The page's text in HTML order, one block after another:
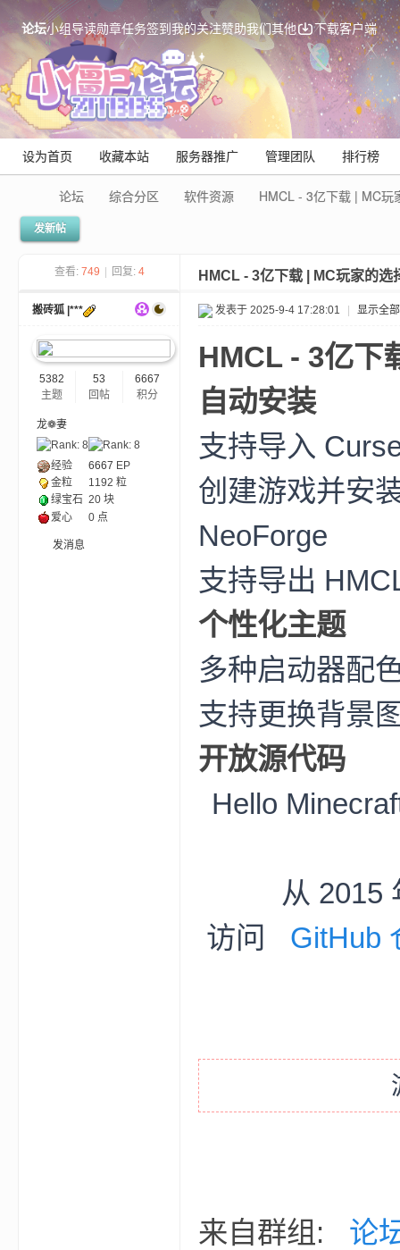
论坛小组导读勋章任务签到我的关注赞助我们其他 下载客户端
设为首页 收藏本站 服务器推广 管理团队 排行榜
论坛 综合分区 软件资源 HMCL - 3亿下载 | MC玩
发新帖
查看: 749 回复: 4 HMCL - 3亿下载 | MC玩家的选
搬砖狐 |***
5382
主题
53
回帖
6667
积分
龙❁妻
经验 6667 EP
金粒
1192 粒
绿宝石 20 块
爱心
0 点
发消息
发表于 2025-9-4 17:28:01 显示全
HMCL - 3亿下
自动安装
支持导入
创建游戏并安
NeoForge
支持导出
个性化主题
多种启动器配
支持更换背景
开放源代码
Hello
从 2015
访问
GitHub
来自群组: 论